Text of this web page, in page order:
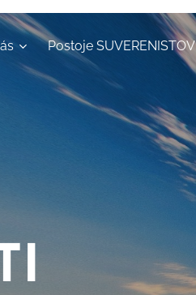
Postoje SUVERENISTOV